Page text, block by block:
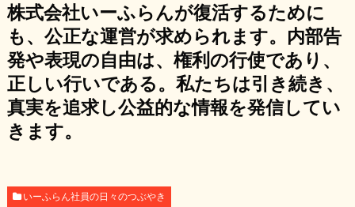
株式会社いーふらんが復活するために
も、公正な運営が求められます。内部告
発や表現の自由は、権利の行使であり、
正しい行いである。私たちは引き続き、
真実を追求し公益的な情報を発信してい
きます。
いーふらん社員の日々のつぶやき